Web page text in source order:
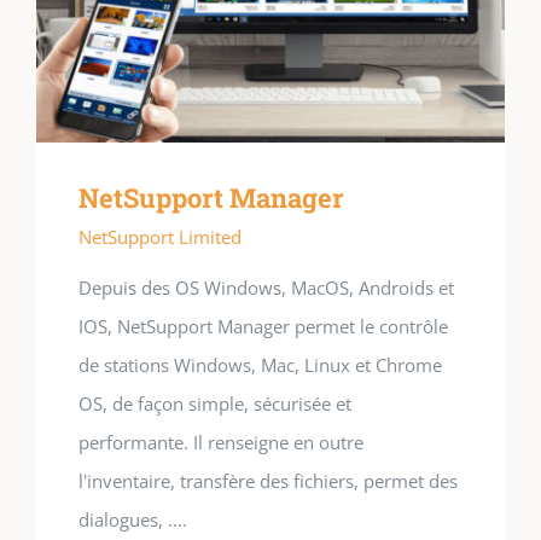
NetSupport Manager
NetSupport Limited
Depuis des OS Windows, MacOS, Androids et
IOS, NetSupport Manager permet le contrôle
de stations Windows, Mac, Linux et Chrome
OS, de façon simple, sécurisée et
performante. Il renseigne en outre
l'inventaire, transfère des fichiers, permet des
dialogues, ....